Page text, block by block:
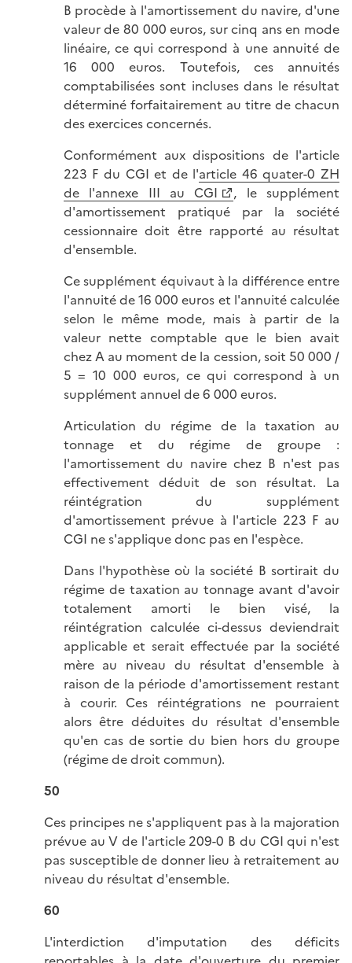
B procède à l'amortissement du navire, d'une
valeur de 80 000 euros, sur cinq ans en mode
linéaire, ce qui correspond à une annuité de
16 000 euros. Toutefois, ces annuités
comptabilisées sont incluses dans le résultat
déterminé forfaitairement au titre de chacun
des exercices concernés.
Conformément aux dispositions de l'article
223 F du CGI et de l'article 46 quater-0 ZH
de l'annexe III au CGI
, le supplément
d'amortissement pratiqué par la société
cessionnaire doit être rapporté au résultat
d'ensemble.
Ce supplément équivaut à la différence entre
l'annuité de 16 000 euros et l'annuité calculée
selon le même mode, mais à partir de la
valeur nette comptable que le bien avait
chez A au moment de la cession, soit 50 000 /
5 = 10 000 euros, ce qui correspond à un
supplément annuel de 6 000 euros.
Articulation du régime de la taxation au
tonnage et du régime de groupe :
l'amortissement du navire chez B n'est pas
effectivement déduit de son résultat. La
réintégration du supplément
d'amortissement prévue à l'article 223 F au
CGI ne s'applique donc pas en l'espèce.
Dans l'hypothèse où la société B sortirait du
régime de taxation au tonnage avant d'avoir
totalement amorti le bien visé, la
réintégration calculée ci-dessus deviendrait
applicable et serait effectuée par la société
mère au niveau du résultat d'ensemble à
raison de la période d'amortissement restant
à courir. Ces réintégrations ne pourraient
alors être déduites du résultat d'ensemble
qu'en cas de sortie du bien hors du groupe
(régime de droit commun).
50
Ces principes ne s'appliquent pas à la majoration
prévue au V de l'article 209-0 B du CGI qui n'est
pas susceptible de donner lieu à retraitement au
niveau du résultat d'ensemble.
60
L'interdiction d'imputation des déficits